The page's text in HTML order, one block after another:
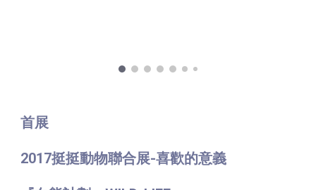
首展
2017挺挺動物聯合展-喜歡的意義